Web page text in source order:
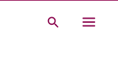
Cerca